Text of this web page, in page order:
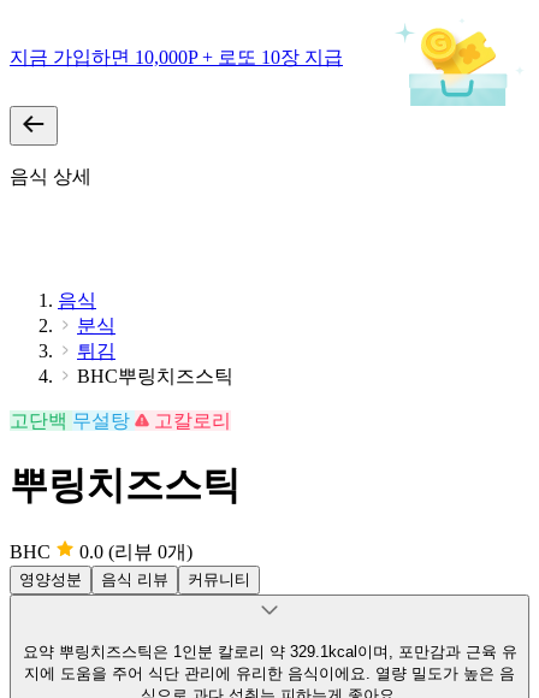
지금 가입하면 10,000P + 로또 10장 지급
음식 상세
음식
분식
튀김
BHC뿌링치즈스틱
고단백 무설탕 고칼로리
뿌링치즈스틱
BHC 0.0 (리뷰 0개)
영양성분 음식 리뷰 커뮤니티
요약 뿌링치즈스틱은 1인분 칼로리 약 329.1kcal이며, 포만감과 근육 유
지에 도움을 주어 식단 관리에 유리한 음식이에요. 열량 밀도가 높은 음